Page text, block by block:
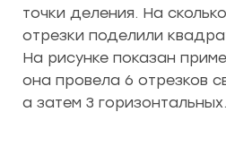
точки деления. На
отрезки поделили
На рисунке показан
она провела 6 отрезков
а затем 3 горизонтальных.